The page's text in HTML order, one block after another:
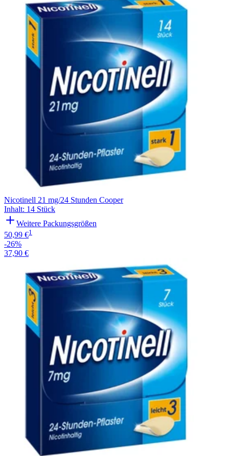
Nicotinell 21 mg/24 Stunden Cooper
Inhalt: 14 Stück
Weitere Packungsgrößen
50,99 €1
-26%
37,90 €